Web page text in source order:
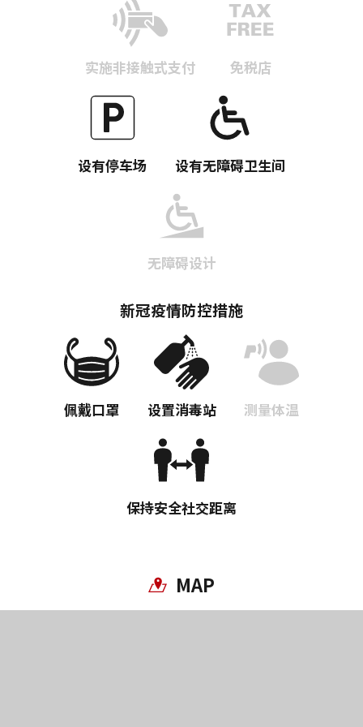
实施非接触式支付 免税店
设有停车场 设有无障碍卫生间
无障碍设计
新冠疫情防控措施
佩戴口罩 设置消毒站 测量体温
保持安全社交距离
MAP
复制链接